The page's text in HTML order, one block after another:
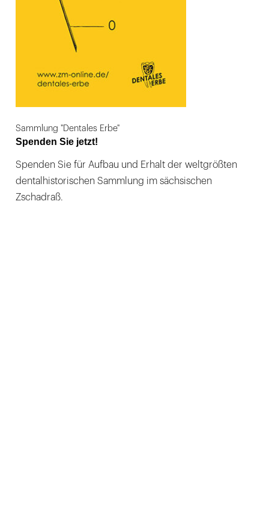
Sammlung "Dentales Erbe"
Spenden Sie jetzt!
Spenden Sie für Aufbau und Erhalt der weltgrößten
dentalhistorischen Sammlung im sächsischen
Zschadraß.